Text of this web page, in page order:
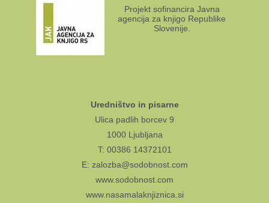
Projekt sofinancira Javna
agencija za knjigo Republike
Slovenije.
Uredništvo in pisarne
Ulica padlih borcev 9
1000 Ljubljana
T: 00386 14372101
E: zalozba@sodobnost.com
www.sodobnost.com
www.nasamalaknjiznica.si